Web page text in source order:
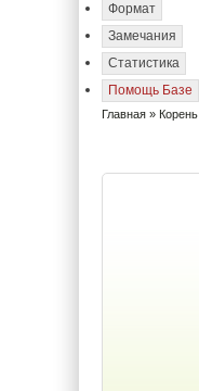
Формат
Замечания
Статистика
Помощь Базе
Главная » Корень